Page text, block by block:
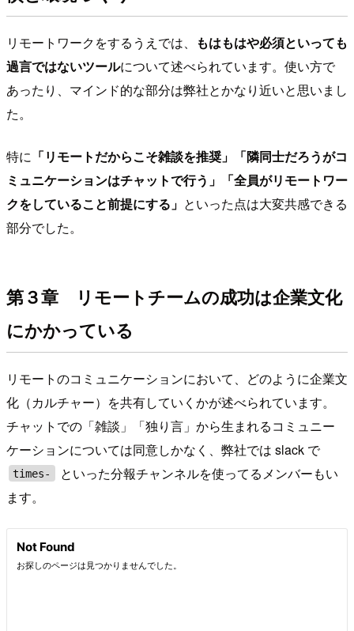
リモートワークをするうえでは、
もはもはや必須といっても
過言ではないツールについて述べられています。使い方で
あったり、マインド的な部分は弊社とかなり近いと思いまし
た。
特に 「リモートだからこそ雑談を推奨」「隣同士だろうがコ
ミュニケーションはチャットで行う」「全員がリモートワー
クをしていること前提にする」 といった点は大変共感できる
部分でした。
第３章 リモートチームの成功は企業文化
にかかっている
リモートのコミュニケーションにおいて、どのように企業文
化（カルチャー）を共有していくかが述べられています。
チャットでの「雑談」「独り言」から生まれるコミュニー
ケーションについては同意しかなく、弊社では slack で
times-
といった分報チャンネルを使ってるメンバーもい
ます。